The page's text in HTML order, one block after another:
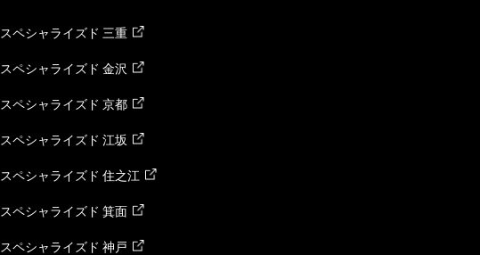
スペシャライズド 三重
スペシャライズド 金沢
スペシャライズド 京都
スペシャライズド 江坂
スペシャライズド 住之江
スペシャライズド 箕面
スペシャライズド 神戸